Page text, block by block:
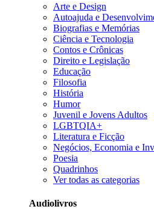
Arte e Design
Autoajuda e
Biografias e Memórias
Ciência e Tecnologia
Contos e Crônicas
Direito e Legislação
Educação
Filosofia
História
Humor
Juvenil e Jovens Adultos
LGBTQIA+
Literatura e Ficção
Negócios, Economia e
Poesia
Quadrinhos
Ver todas as categorias
Audiolivros